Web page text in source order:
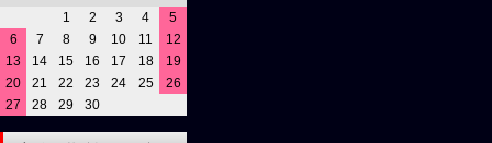
1 2 3 4
5
6
7 8 9 10 11
12
13
14 15 16 17 18
19
20
21 22 23 24 25
26
27
28 29 30